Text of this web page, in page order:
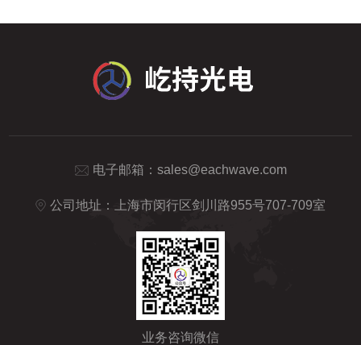
电子邮箱： sales@eachwave.com
公司地址：上海市闵行区剑川路955号707-709室
业务咨询微信